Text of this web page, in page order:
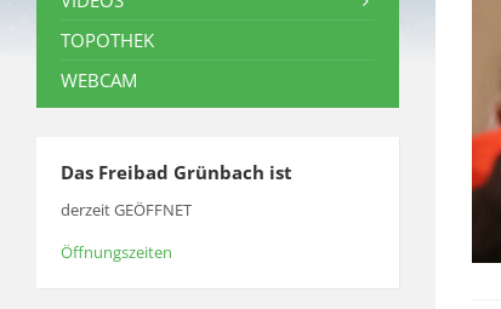
TOPOTHEK
WEBCAM
Das Freibad Grünbach ist
derzeit GEÖFFNET
Öffnungszeiten